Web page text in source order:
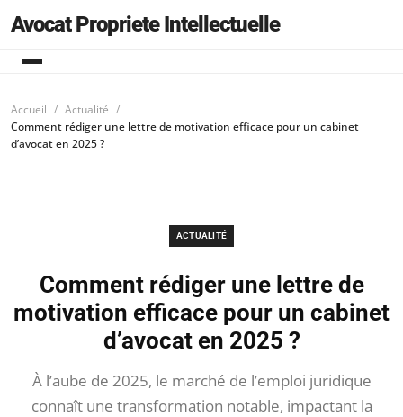
Avocat Propriete Intellectuelle
Accueil
Actualité
Comment rédiger une lettre de motivation efficace pour un cabinet
d’avocat en 2025 ?
ACTUALITÉ
Comment rédiger une lettre de
motivation efficace pour un cabinet
d’avocat en 2025 ?
À l’aube de 2025, le marché de l’emploi juridique
connaît une transformation notable, impactant la